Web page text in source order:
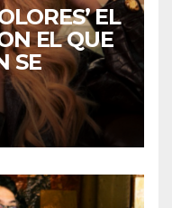
EL
EL QUE
SE